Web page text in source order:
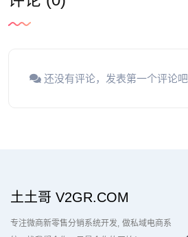
还没有评论，发表第一个评论吧
土土哥 V2GR.COM
专注微商新零售分销系统开发 做私域电商系